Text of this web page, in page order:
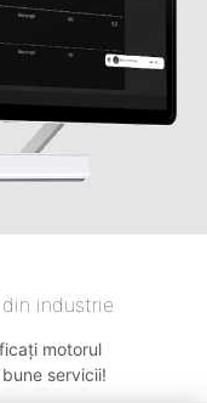
industrie
motorul
servicii!